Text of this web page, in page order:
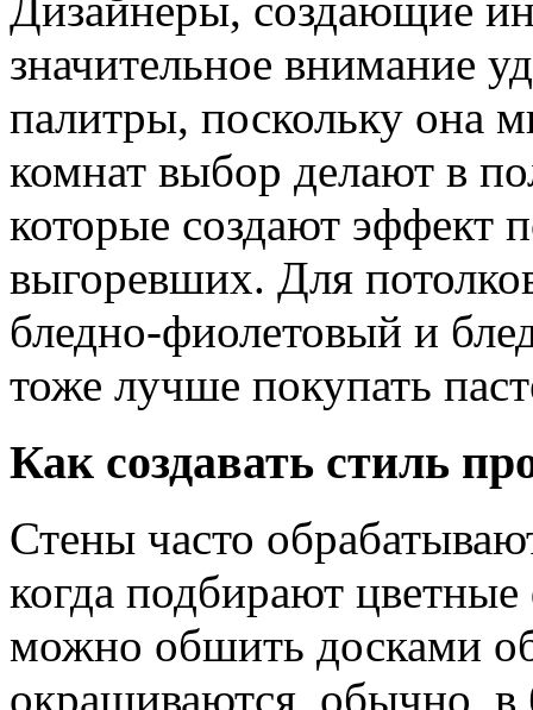
значительное внимание
палитры, поскольку она
комнат выбор делают в
которые создают эффект
выгоревших. Для
бледно-фиолетовый и
тоже лучше покупать
Как создавать стиль
Стены часто
когда подбирают
можно обшить досками
окрашиваются, обычно, в